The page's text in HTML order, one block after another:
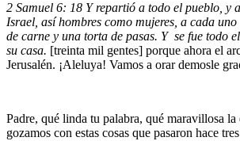
2 Samuel 6: 18 Y repartió a todo el pueblo, y
Israel, así hombres como mujeres, a cada
de carne y una torta de pasas. Y se fue todo
su casa. [treinta mil gentes] porque ahora el
Jerusalén. ¡Aleluya! Vamos a orar demosle
Padre, qué linda tu palabra, qué maravillosa la
gozamos con estas cosas que pasaron hace